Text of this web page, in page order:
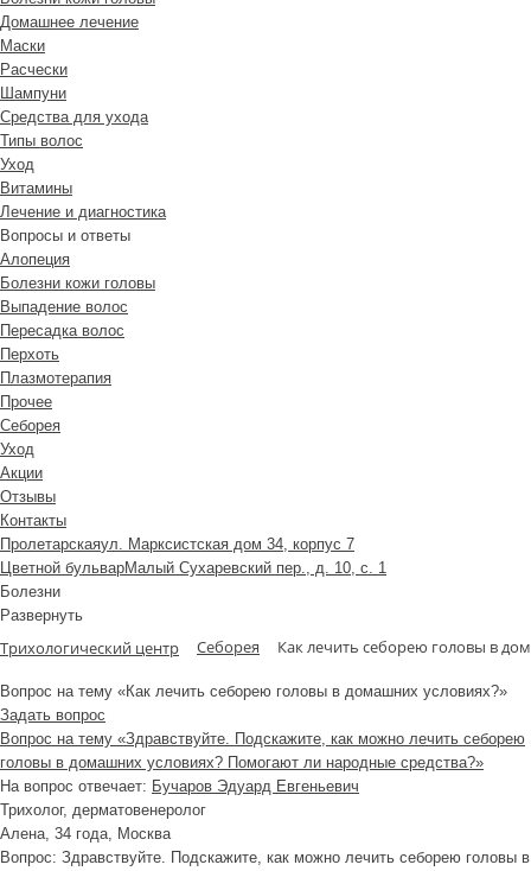
Домашнее лечение
Маски
Расчески
Шампуни
Средства для ухода
Типы волос
Уход
Витамины
Лечение и диагностика
Вопросы и ответы
Алопеция
Болезни кожи головы
Выпадение волос
Пересадка волос
Перхоть
Плазмотерапия
Прочее
Себорея
Уход
Акции
Отзывы
Контакты
Пролетарскаяул. Марксистская дом 34, корпус 7
Цветной бульварМалый Сухаревский пер., д. 10, с. 1
Болезни
Развернуть
Трихологический центр Себорея Как лечить себорею головы в
Вопрос на тему «Как лечить себорею головы в домашних условиях?»
Задать вопрос
Вопрос на тему «Здравствуйте. Подскажите, как можно лечить себорею
головы в домашних условиях? Помогают ли народные средства?»
На вопрос отвечает: Бучаров Эдуард Евгеньевич
Трихолог, дерматовенеролог
Алена, 34 года, Москва
Вопрос: Здравствуйте. Подскажите, как можно лечить себорею головы в